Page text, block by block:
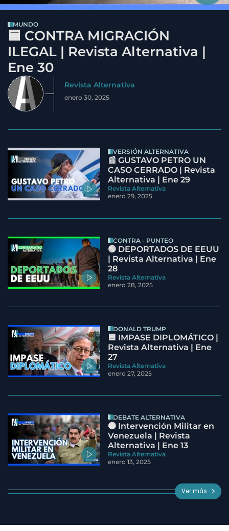
MUNDO
🟦 CONTRA MIGRACIÓN
ILEGAL | Revista Alternativa |
Ene 30
Revista Alternativa
enero 30, 2025
VERSIÓN ALTERNATIVA
📰 GUSTAVO PETRO UN
CASO CERRADO | Revista
Alternativa | Ene 29
Revista Alternativa
enero 29, 2025
CONTRA - PUNTEO
🟢 DEPORTADOS DE EEUU
| Revista Alternativa | Ene
28
Revista Alternativa
enero 28, 2025
DONALD TRUMP
🟦 IMPASE DIPLOMÁTICO |
Revista Alternativa | Ene
27
Revista Alternativa
enero 27, 2025
DEBATE ALTERNATIVA
🔵 Intervención Militar en
Venezuela | Revista
Alternativa | Ene 13
Revista Alternativa
enero 13, 2025
Ver más